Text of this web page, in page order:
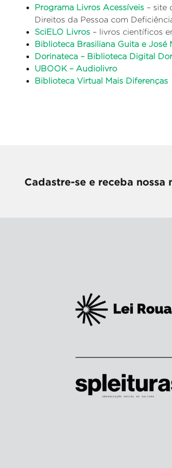
Programa Livros Acessíveis – site
Direitos da Pessoa com
SciELO Livros – livros científicos
Biblioteca Brasiliana Guita e José
Dorinateca – Biblioteca Digital
UBOOK – Audiolivro
Biblioteca Virtual Mais Diferenças
Cadastre-se e receba nossa